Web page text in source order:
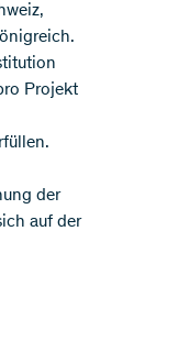
Projekt
der
auf der